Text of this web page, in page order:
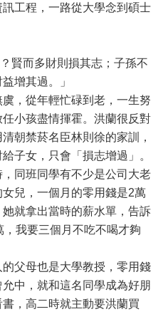
工程，一路從大學念到碩士
賢而多財則損其志；子孫不
增其過。」
，從年輕忙碌到老，一生努
小孩盡情揮霍。洪蘭很反對
朝禁菸名臣林則徐的家訓，
子女，只會「損志增過」。
同班同學有不少是公司大老
兒，一個月的零用錢是2萬
就拿出當時的薪水單，告訴
我要三個月不吃不喝才夠
父母也是大學教授，零用錢
中，就和這名同學成為好朋
，高二時就主動要洪蘭買